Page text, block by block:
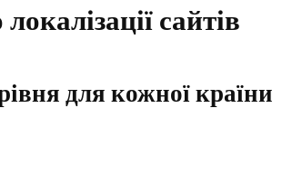
сайтів
для кожної країни